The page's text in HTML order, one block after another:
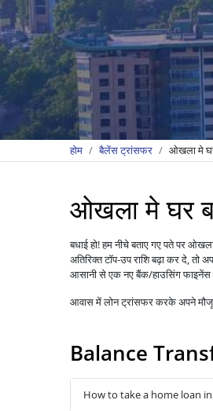
होम बैलेंस ट्रांसफर ओखला मे
ओखला मे घर
बधाई हो! हम नीचे बताए गए पते पर
अतिरिक्त टॉप-उप राशि बढ़ा कर दे, तो
आसानी से एक नए बैंक/हाउसिंग
आवास मेंलोनट्रांसफर करके अपने
Balance
How to take a home loan